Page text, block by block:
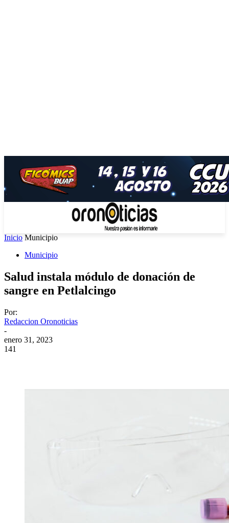
Inicio Municipio
Municipio
Salud instala módulo de donación de
sangre en Petlalcingo
Por:
Redaccion Oronoticias
-
enero 31, 2023
141